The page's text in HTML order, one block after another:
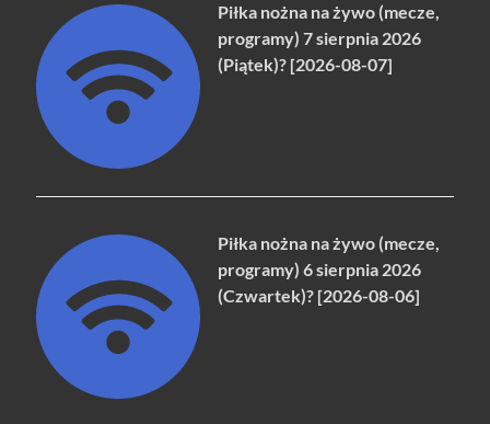
Piłka nożna na żywo (mecze,
programy) 7 sierpnia 2026
(Piątek)? [2026-08-07]
Piłka nożna na żywo (mecze,
programy) 6 sierpnia 2026
(Czwartek)? [2026-08-06]